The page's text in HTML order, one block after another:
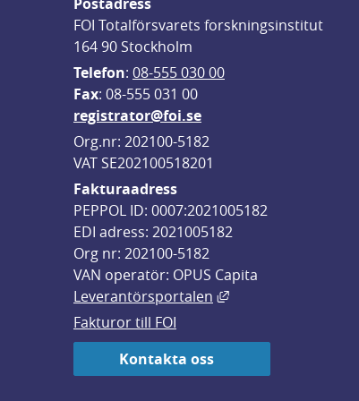
FOI Totalförsvarets forskningsinstitut
164 90 Stockholm
Telefon: 08-555 030 00
Fax: 08-555 031 00
registrator@foi.se
Org.nr: 202100-5182
VAT SE202100518201
Fakturaadress
PEPPOL ID: 0007:2021005182
EDI adress: 2021005182
Org nr: 202100-5182
VAN operatör: OPUS Capita
Leverantörsportalen
Länk till annan
Fakturor till FOI
Kontakta oss